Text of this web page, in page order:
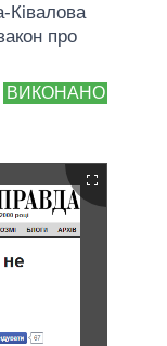
Ківалова
про
ВИКОНАНО